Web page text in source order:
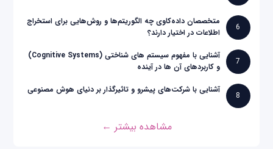
6
متخصصان داده‌کاوی چه الگوریتم‌ها و روش‌هایی برای استخراج
اطلاعات در اختیار دارند؟
7
آشنایی با مفهوم سیستم های شناختی (Cognitive Systems)
و کاربردهای آن ها در آینده
8
آشنایی با شرکت‌های پیشرو و تاثیرگذار بر دنیای هوش مصنوعی
مشاهده بیشتر ←